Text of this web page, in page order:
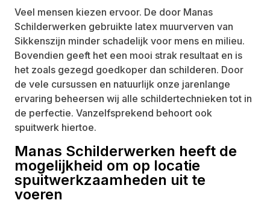
Spuitwerk
Veel mensen kiezen ervoor. De door Manas
Schilderwerken gebruikte latex muurverven van
Sikkenszijn minder schadelijk voor mens en milieu.
Bovendien geeft het een mooi strak resultaat en is
het zoals gezegd goedkoper dan schilderen. Door
de vele cursussen en natuurlijk onze jarenlange
ervaring beheersen wij alle schildertechnieken tot in
de perfectie. Vanzelfsprekend behoort ook
spuitwerk hiertoe.
Manas Schilderwerken heeft de
mogelijkheid om op locatie
spuitwerkzaamheden uit te
voeren